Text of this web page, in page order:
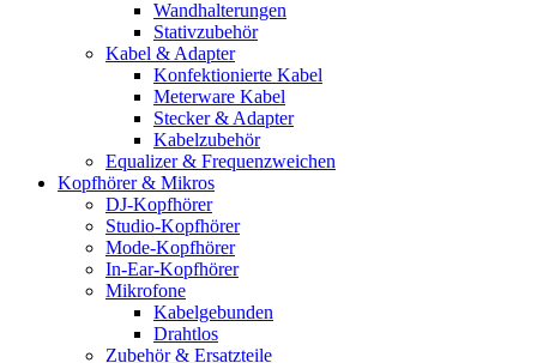
Wandhalterungen
Stativzubehör
Kabel & Adapter
Konfektionierte Kabel
Meterware Kabel
Stecker & Adapter
Kabelzubehör
Equalizer & Frequenzweichen
Kopfhörer & Mikros
DJ-Kopfhörer
Studio-Kopfhörer
Mode-Kopfhörer
In-Ear-Kopfhörer
Mikrofone
Kabelgebunden
Drahtlos
Zubehör & Ersatzteile